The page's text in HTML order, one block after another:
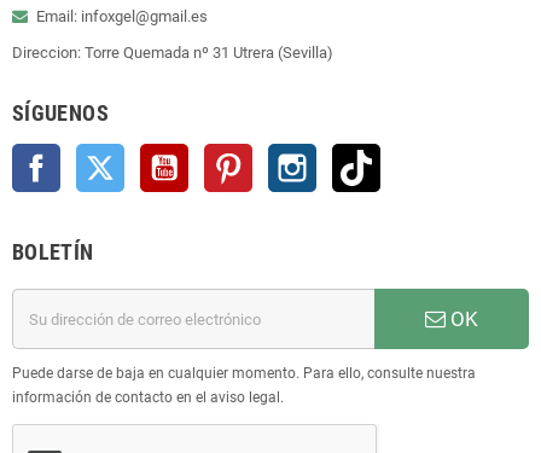
Email: infoxgel@gmail.es
Direccion: Torre Quemada nº 31 Utrera (Sevilla)
SÍGUENOS
Facebook Twitter YouTube Pinterest Instagram
BOLETÍN
OK
Puede darse de baja en cualquier momento. Para ello, consulte nuestra
información de contacto en el aviso legal.